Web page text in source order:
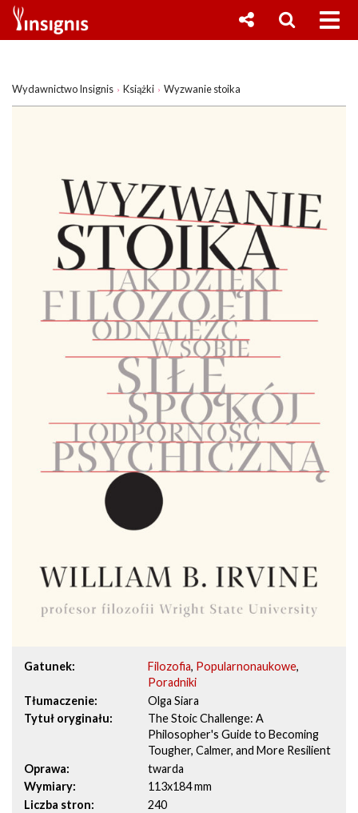
Wydawnictwo Insignis Książki Wyzwanie stoika
Gatunek Filozofia, Popularnonaukowe,
Poradniki
Tłumaczenie
Olga Siara
Tytuł oryginału
The Stoic Challenge: A
Philosopher's Guide to Becoming
Tougher, Calmer, and More Resilient
Oprawa
twarda
Wymiary
113x184 mm
Liczba stron
240